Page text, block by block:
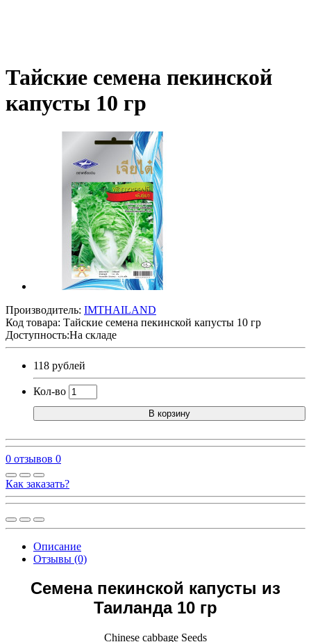
Тайские семена пекинской
капусты 10 гр
Производитель: IMTHAILAND
Код товара: Тайские семена пекинской капусты 10 гр
Доступность:На складе
118 рублей
Кол-во
В корзину
0 отзывов 0
Как заказать?
Описание
Отзывы (0)
Семена пекинской капусты из
Таиланда 10 гр
Chinese cabbage Seeds